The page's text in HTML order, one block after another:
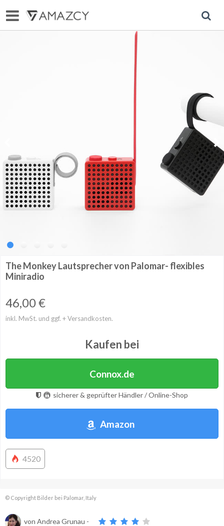
The Monkey Lautsprecher von Palomar- flexibles
Miniradio
46,00€
inkl. MwSt. und ggf. + Versandkosten.
Kaufen bei
Connox.de
sicherer & geprüfter Händler / Online-Shop
Amazon
4520
© Copyright Bilder bei Palomar, Italy
von Andrea Grunau -